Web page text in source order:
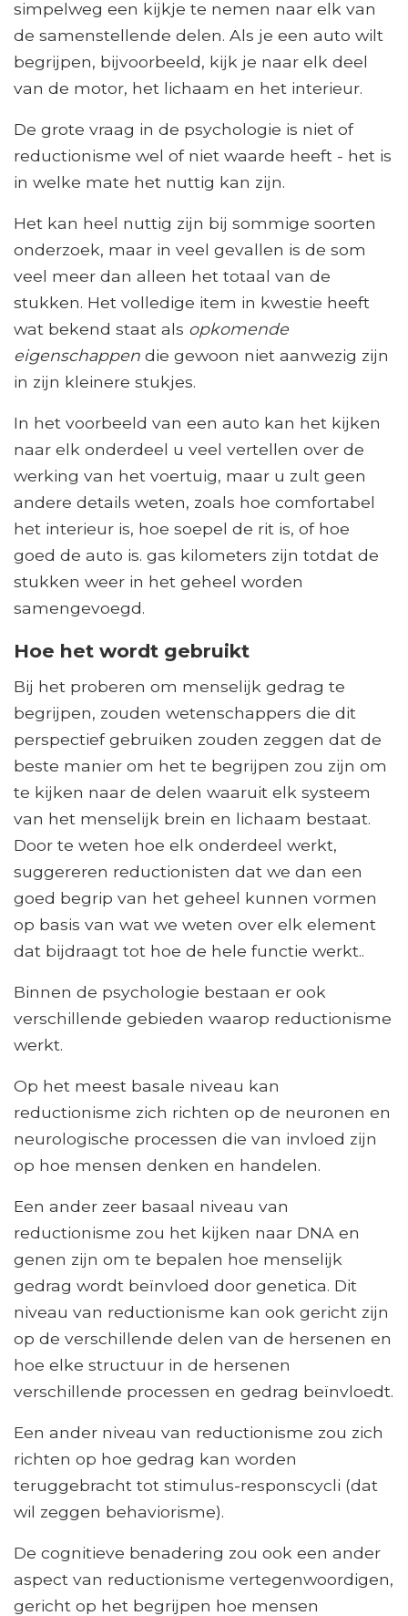
simpelweg een kijkje te nemen naar elk van
de samenstellende delen. Als je een auto wilt
begrijpen, bijvoorbeeld, kijk je naar elk deel
van de motor, het lichaam en het interieur.
De grote vraag in de psychologie is niet of
reductionisme wel of niet waarde heeft - het is
in welke mate het nuttig kan zijn.
Het kan heel nuttig zijn bij sommige soorten
onderzoek, maar in veel gevallen is de som
veel meer dan alleen het totaal van de
stukken. Het volledige item in kwestie heeft
wat bekend staat als opkomende
eigenschappen die gewoon niet aanwezig zijn
in zijn kleinere stukjes.
In het voorbeeld van een auto kan het kijken
naar elk onderdeel u veel vertellen over de
werking van het voertuig, maar u zult geen
andere details weten, zoals hoe comfortabel
het interieur is, hoe soepel de rit is, of hoe
goed de auto is. gas kilometers zijn totdat de
stukken weer in het geheel worden
samengevoegd.
Hoe het wordt gebruikt
Bij het proberen om menselijk gedrag te
begrijpen, zouden wetenschappers die dit
perspectief gebruiken zouden zeggen dat de
beste manier om het te begrijpen zou zijn om
te kijken naar de delen waaruit elk systeem
van het menselijk brein en lichaam bestaat.
Door te weten hoe elk onderdeel werkt,
suggereren reductionisten dat we dan een
goed begrip van het geheel kunnen vormen
op basis van wat we weten over elk element
dat bijdraagt ​​tot hoe de hele functie werkt..
Binnen de psychologie bestaan ​​er ook
verschillende gebieden waarop reductionisme
werkt.
Op het meest basale niveau kan
reductionisme zich richten op de neuronen en
neurologische processen die van invloed zijn
op hoe mensen denken en handelen.
Een ander zeer basaal niveau van
reductionisme zou het kijken naar DNA en
genen zijn om te bepalen hoe menselijk
gedrag wordt beïnvloed door genetica. Dit
niveau van reductionisme kan ook gericht zijn
op de verschillende delen van de hersenen en
hoe elke structuur in de hersenen
verschillende processen en gedrag beïnvloedt.
Een ander niveau van reductionisme zou zich
richten op hoe gedrag kan worden
teruggebracht tot stimulus-responscycli (dat
wil zeggen behaviorisme).
De cognitieve benadering zou ook een ander
aspect van reductionisme vertegenwoordigen,
gericht op het begrijpen hoe mensen